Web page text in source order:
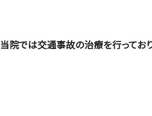
当院では交通事故の治療を行ってお